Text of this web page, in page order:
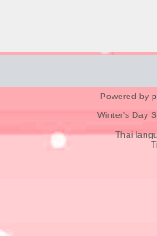
Powered by
Winter's Day
Thai